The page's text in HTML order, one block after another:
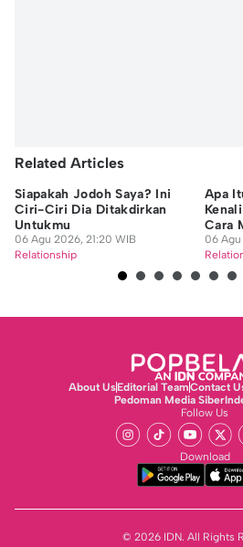
Related Articles
Siapakah Jodoh Saya? Ini
Ciri-Ciri Dia Ditakdirkan
Untukmu
06 Agu 2026, 21:20 WIB
Relationship
Apa
Cara
06
About UsEditorial TeamContact
Pedoman Media Siber
Follow Us
Download
© 2026 IDN. All Rights